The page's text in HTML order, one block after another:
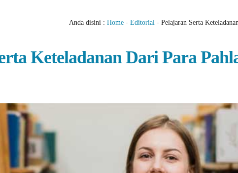
Anda disini : Home- Editorial- Pelajaran Serta
Keteladanan Dari Para